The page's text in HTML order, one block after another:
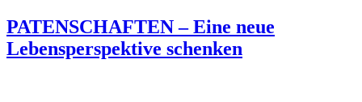
PATENSCHAFTEN – Eine neue
Lebensperspektive schenken